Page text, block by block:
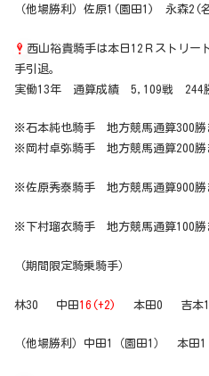
（他場勝利）佐原1(園田1) 永森
西山裕貴騎手は本日12Ｒストリー
手引退。
実働13年 通算成績 5,109戦 244
※石本純也騎手 地方競馬通算300勝
※岡村卓弥騎手 地方競馬通算200勝
※佐原秀泰騎手 地方競馬通算900勝
※下村瑠衣騎手 地方競馬通算100勝
（期間限定騎乗騎手）
林30 中田16(+2) 本田0 吉本
（他場勝利）中田1（園田1） 本田1